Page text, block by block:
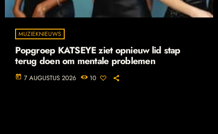
MUZIEKNIEUWS
Popgroep KATSEYE ziet opnieuw lid stap
terug doen om mentale problemen
today 7 AUGUSTUS 2026 10